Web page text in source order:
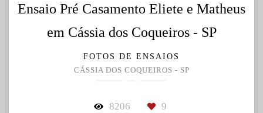
Ensaio Pré Casamento Eliete e Matheus
em Cássia dos Coqueiros - SP
FOTOS DE ENSAIOS
CÁSSIA DOS COQUEIROS - SP
8206 9